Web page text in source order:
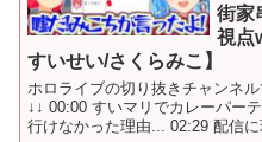
街家
視点
すいせい/さくらみこ】
ホロライブの切り抜きチャンネ
↓↓ 00:00 すいマリでカレーパー
行けなかった理由... 02:29 配信